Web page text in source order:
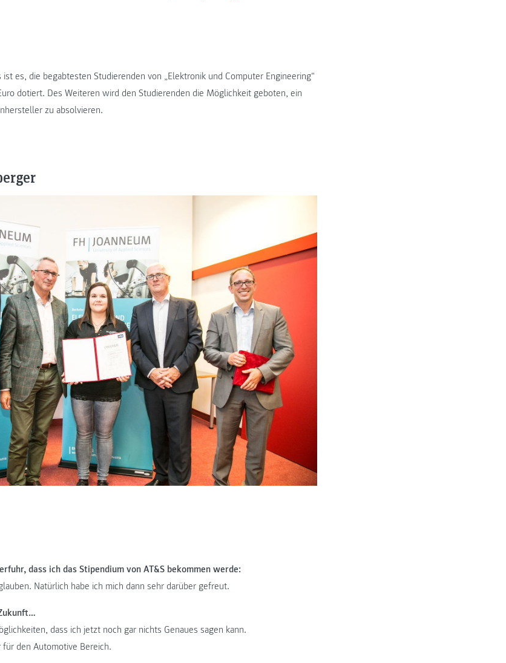
ist es, die begabtesten Studierenden von „Elektronik und Computer Engineering“
dotiert. Des Weiteren wird den Studierenden die Möglichkeit geboten, ein
zu absolvieren.
dass ich das Stipendium von AT&S bekommen werde:
Natürlich habe ich mich dann sehr darüber gefreut.
dass ich jetzt noch gar nichts Genaues sagen kann.
den Automotive Bereich.